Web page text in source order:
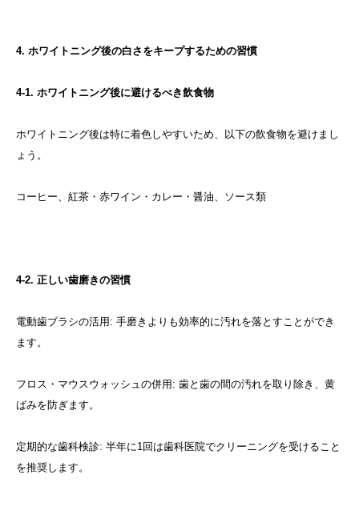
4. ホワイトニング後の白さをキープするための習慣
4-1. ホワイトニング後に避けるべき飲食物
ホワイトニング後は特に着色しやすいため、以下の飲食物を避けまし
ょう。
コーヒー、紅茶・赤ワイン・カレー・醤油、ソース類
4-2. 正しい歯磨きの習慣
電動歯ブラシの活用: 手磨きよりも効率的に汚れを落とすことができ
ます。
フロス・マウスウォッシュの併用: 歯と歯の間の汚れを取り除き、黄
ばみを防ぎます。
定期的な歯科検診: 半年に1回は歯科医院でクリーニングを受けること
を推奨します。